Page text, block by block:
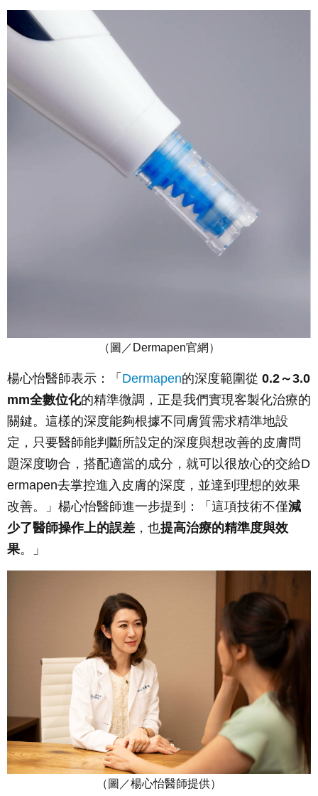
（圖／ Dermapen官網）
楊心怡醫師表示：「 Dermapen的深度範圍從 0.2～3.0
mm全數位化的精準微調，正是我們實現客製化治療的
關鍵。這樣的深度能夠根據不同膚質需求精準地設
定，只要醫師能判斷所設定的深度與想改善的皮膚問
題深度吻合，搭配適當的成分，就可以很放心的交給D
ermapen去掌控進入皮膚的深度，並達到理想的效果
改善。」楊心怡醫師進一步提到：「這項技術不僅減
少了醫師操作上的誤差 ，也提高治療的精準度與效
果。」
（圖／楊心怡醫師提供）